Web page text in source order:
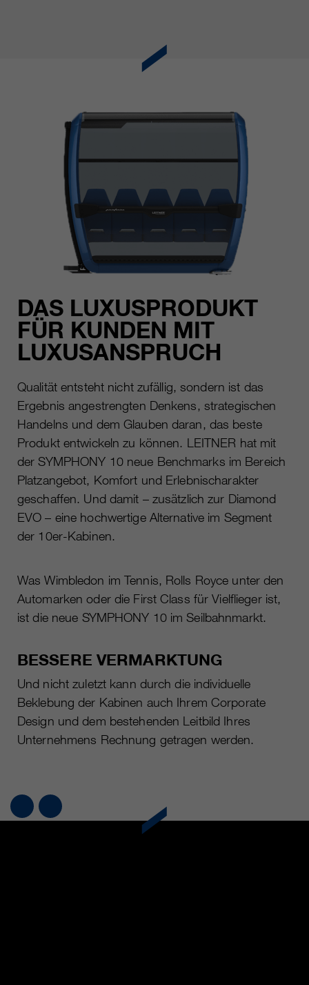
DAS LUXUSPRODUKT
FÜR KUNDEN MIT
LUXUSANSPRUCH
Qualität entsteht nicht zufällig, sondern ist das
Ergebnis angestrengten Denkens, strategischen
Handelns und dem Glauben daran, das beste
Produkt entwickeln zu können. LEITNER hat mit
der SYMPHONY 10 neue Benchmarks im Bereich
Platzangebot, Komfort und Erlebnischarakter
geschaffen. Und damit – zusätzlich zur Diamond
EVO – eine hochwertige Alternative im Segment
der 10er-Kabinen.
Was Wimbledon im Tennis, Rolls Royce unter den
Automarken oder die First Class für Vielflieger ist,
ist die neue SYMPHONY 10 im Seilbahnmarkt.
BESSERE VERMARKTUNG
Und nicht zuletzt kann durch die individuelle
Beklebung der Kabinen auch Ihrem Corporate
Design und dem bestehenden Leitbild Ihres
Unternehmens Rechnung getragen werden.